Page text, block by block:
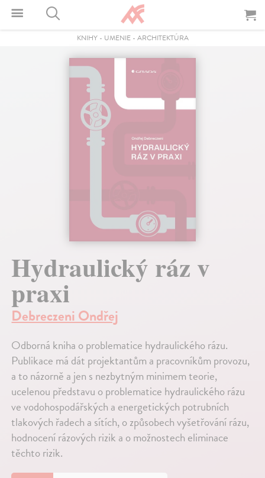
KNIHY- UMENIE- ARCHITEKTÚRA
Hydraulický ráz v
praxi
Debreczeni Ondřej
Odborná kniha o problematice hydraulického rázu.
Publikace má dát projektantům a pracovníkům provozu,
a to názorně a jen s nezbytným minimem teorie,
ucelenou představu o problematice hydraulického rázu
ve vodohospodářských a energetických potrubních
tlakových řadech a sítích, o způsobech vyšetřování rázu,
hodnocení rázových rizik a o možnostech eliminace
těchto rizik.